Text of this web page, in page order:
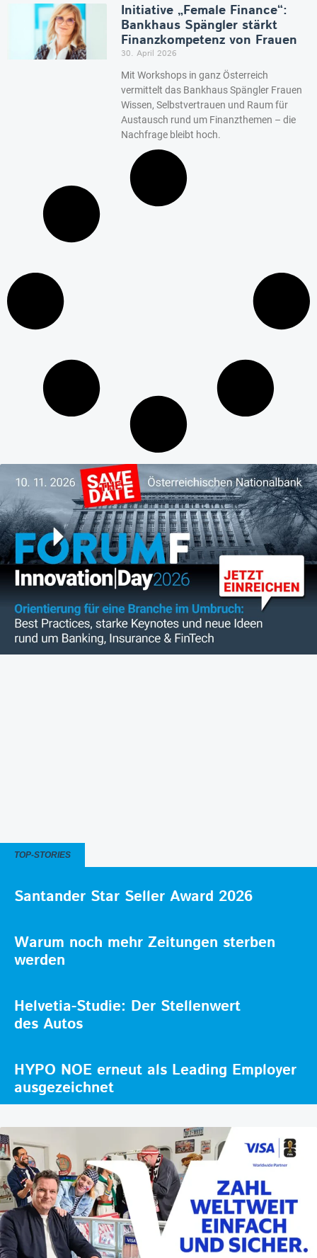
Initiative „Female Finance“:
Bankhaus Spängler stärkt
Finanzkompetenz von Frauen
30. April 2026
Mit Workshops in ganz Österreich
vermittelt das Bankhaus Spängler Frauen
Wissen, Selbstvertrauen und Raum für
Austausch rund um Finanzthemen – die
Nachfrage bleibt hoch.
TOP-STORIES
Santander Star Seller Award 2026
Warum noch mehr Zeitungen sterben
werden
Helvetia-Studie: Der Stellenwert
des Autos
HYPO NOE erneut als Leading Employer
ausgezeichnet